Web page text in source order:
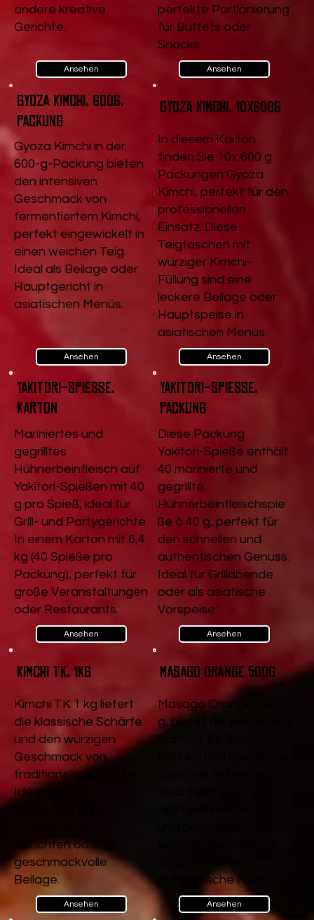
andere kreative
Gerichte.
Ansehen
perfekte Portionierung
für Buffets oder
Snacks.
Ansehen
Gyoza Kimchi, 600g,
Packung
Gyoza Kimchi in der
600-g-Packung bieten
den intensiven
Geschmack von
fermentiertem Kimchi,
perfekt eingewickelt in
einen weichen Teig.
Ideal als Beilage oder
Hauptgericht in
asiatischen Menüs.
Ansehen
Gyoza Kimchi, 10x600g
In diesem Karton
finden Sie 10x 600 g
Packungen Gyoza
Kimchi, perfekt für den
professionellen
Einsatz. Diese
Teigtaschen mit
würziger Kimchi-
Füllung sind eine
leckere Beilage oder
Hauptspeise in
asiatischen Menüs.
Ansehen
Yakitori-Spieße,
Karton
Mariniertes und
gegrilltes
Hühnerbeinfleisch auf
Yakitori-Spießen mit 40
g pro Spieß, ideal für
Grill- und Partygerichte.
In einem Karton mit 6,4
kg (40 Spieße pro
Packung), perfekt für
große Veranstaltungen
oder Restaurants.
Ansehen
Yakitori-Spieße,
Packung
Diese Packung
Yakitori-Spieße enthält
40 marinierte und
gegrillte
Hühnerbeinfleischspie
ße à 40 g, perfekt für
den schnellen und
authentischen Genuss.
Ideal für Grillabende
oder als asiatische
Vorspeise.
Ansehen
Kimchi TK, 1kg
Kimchi TK 1 kg liefert
die klassische Schärfe
und den würzigen
Geschmack von
traditionellem Kimchi.
Ideal für die
Gerichten oder als
geschmackvolle
Beilage.
Ansehen
Masago Orange 500g
Masago Orange, 500
g, bietet die perfekte
Garnitur für Sushi,
authentische Note.
Ansehen